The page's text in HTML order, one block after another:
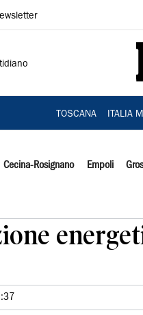
TOSCANA ITALIA
Cecina-Rosignano Empoli